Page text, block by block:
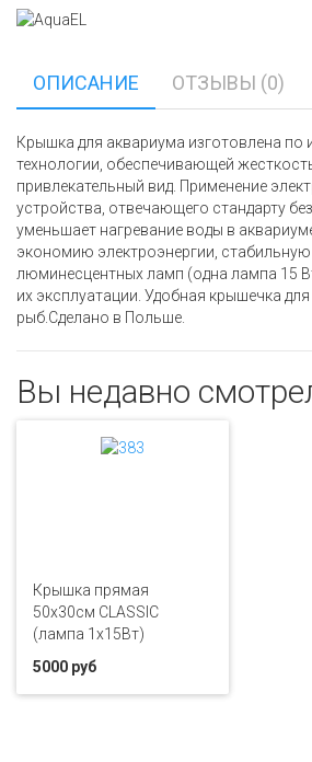
ОПИСАНИЕ ОТЗЫВЫ (0)
Крышка для аквариума изготовлена по
технологии, обеспечивающей
привлекательный вид. Применение
устройства, отвечающего стандарту
уменьшает нагревание воды в
экономию электроэнергии,
люминесцентных ламп (одна лампа 15
их эксплуатации. Удобная крышечка
рыб.Сделано в Польше.
Вы недавно
Крышка прямая
50х30см CLASSIC
(лампа 1х15Вт)
5000 руб